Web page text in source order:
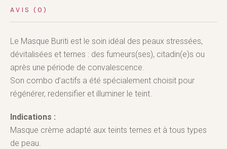
AVIS (0)
Le Masque Buriti est le soin idéal des peaux stressées,
dévitalisées et ternes : des fumeurs(ses), citadin(e)s ou
après une période de convalescence.
Son combo d’actifs a été spécialement choisit pour
régénérer, redensifier et illuminer le teint.
Indications :
Masque crème adapté aux teints ternes et à tous types
de peau.